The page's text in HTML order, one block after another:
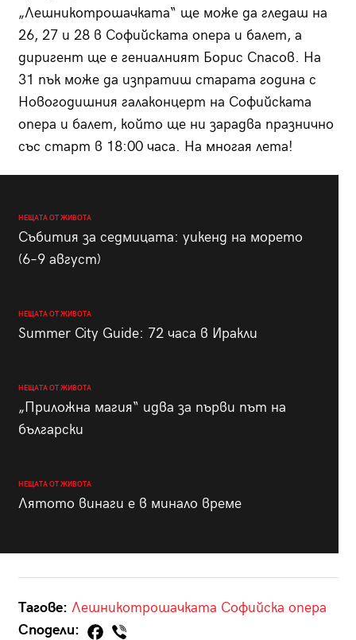
„Лешникотрошачката“ ще може да гледаш на
26, 27 и 28 в Софийската опера и балет, а
диригент ще е гениалният Борис Спасов. На
31 пък може да изпратиш старата година с
Новогодишния галаконцерт на Софийската
опера и балет, който ще ни зарадва празнично
със старт в 18:00 часа. На многая лета!
НЕЩАТА ОТ ЖИВОТА
Събития за седмицата: уикенд на морето
(6–9 август)
НЕЩАТА ОТ ЖИВОТА
Summer City Guide: 72 часа в Иракли
НЕЩАТА ОТ ЖИВОТА
„Приложна магия“ идва за първи път на
български
НЕЩАТА ОТ ЖИВОТА
Лятото винаги е в минало време
Тагове: Лешникотрошачката Софийска опера
Сподели: